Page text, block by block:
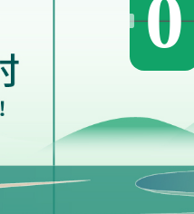
0